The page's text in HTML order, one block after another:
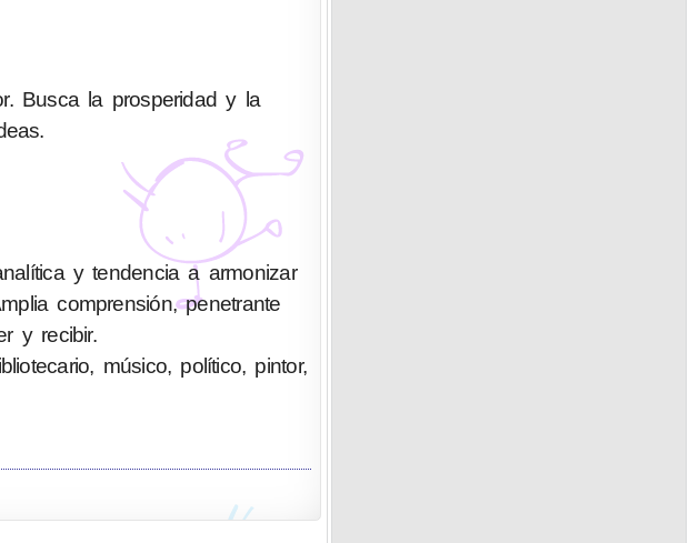
Busca la prosperidad y la
y tendencia a armonizar
comprensión, penetrante
y recibir.
músico, político, pintor,